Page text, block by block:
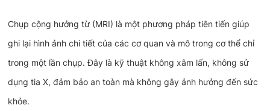
Chụp cộng hưởng từ (MRI) là một phương pháp tiên tiến giúp
ghi lại hình ảnh chi tiết của các cơ quan và mô trong cơ thể chỉ
trong một lần chụp. Đây là kỹ thuật không xâm lấn, không sử
dụng tia X, đảm bảo an toàn mà không gây ảnh hưởng đến sức
khỏe.